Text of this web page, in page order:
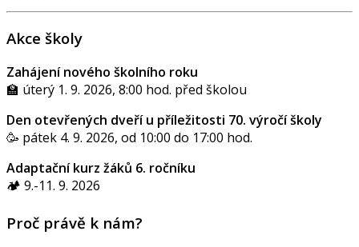
Akce školy
Zahájení nového školního roku
🏫 úterý 1. 9. 2026, 8:00 hod. před školou
Den otevřených dveří u příležitosti 70. výročí školy
🥳 pátek 4. 9. 2026, od 10:00 do 17:00 hod.
Adaptační kurz žáků 6. ročníku
🏕️ 9.-11. 9. 2026
Proč právě k nám?